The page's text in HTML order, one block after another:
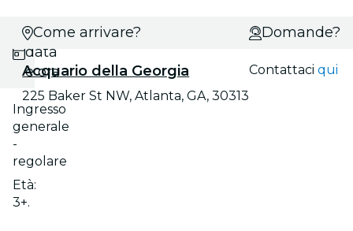
Scegli
data
e ora
Ingresso
generale
-
regolare
Età:
3+.
Come arrivare?
Acquario della Georgia
225 Baker St NW, Atlanta, GA, 30313
Domande?
Contattaciqui